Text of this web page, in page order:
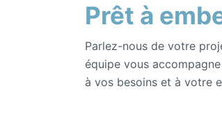
Prêt à
Parlez-nous de votre
équipe vous
à vos besoins et à votre